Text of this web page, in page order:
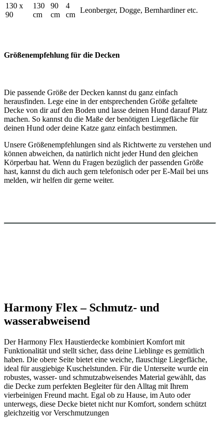
130 x
90
130
cm
90
cm
4
cm
Leonberger, Dogge, Bernhardiner etc.
Größenempfehlung für die Decken
Die passende Größe der Decken kannst du ganz einfach
herausfinden. Lege eine in der entsprechenden Größe gefaltete
Decke von dir auf den Boden und lasse deinen Hund darauf Platz
machen. So kannst du die Maße der benötigten Liegefläche für
deinen Hund oder deine Katze ganz einfach bestimmen.
Unsere Größenempfehlungen sind als Richtwerte zu verstehen und
können abweichen, da natürlich nicht jeder Hund den gleichen
Körperbau hat. Wenn du Fragen bezüglich der passenden Größe
hast, kannst du dich auch gern telefonisch oder per E-Mail bei uns
melden, wir helfen dir gerne weiter.
Harmony Flex – Schmutz- und
wasserabweisend
Der Harmony Flex Haustierdecke kombiniert Komfort mit
Funktionalität und stellt sicher, dass deine Lieblinge es gemütlich
haben. Die obere Seite bietet eine weiche, flauschige Liegefläche,
ideal für ausgiebige Kuschelstunden. Für die Unterseite wurde ein
robustes, wasser- und schmutzabweisendes Material gewählt, das
die Decke zum perfekten Begleiter für den Alltag mit Ihrem
vierbeinigen Freund macht. Egal ob zu Hause, im Auto oder
unterwegs, diese Decke bietet nicht nur Komfort, sondern schützt
gleichzeitig vor Verschmutzungen